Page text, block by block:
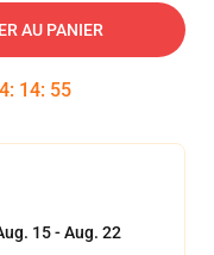
AU PANIER
: 14: 54
15 - Aug. 22